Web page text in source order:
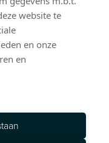
website te
en onze
en